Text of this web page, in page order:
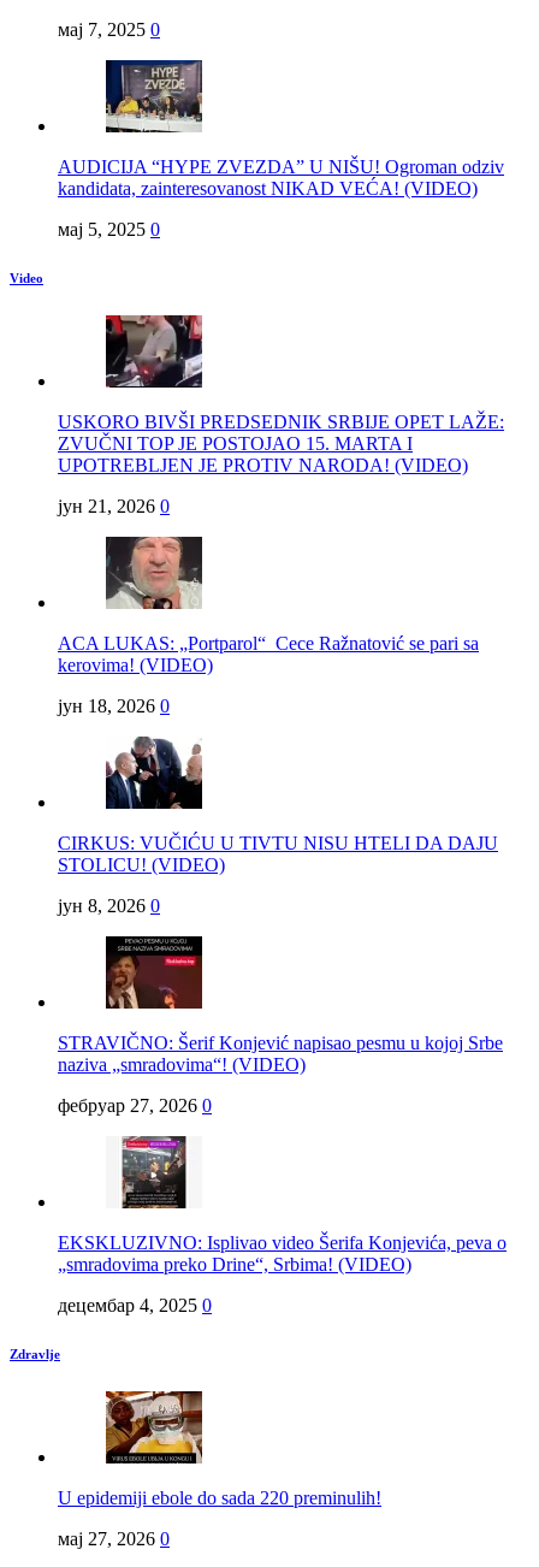
мај 7, 2025 0
AUDICIJA “HYPE ZVEZDA” U NIŠU! Ogroman odziv
kandidata, zainteresovanost NIKAD VEĆA! (VIDEO)
мај 5, 2025 0
Video
USKORO BIVŠI PREDSEDNIK SRBIJE OPET LAŽE:
ZVUČNI TOP JE POSTOJAO 15. MARTA I
UPOTREBLJEN JE PROTIV NARODA! (VIDEO)
јун 21, 2026 0
ACA LUKAS: „Portparol“ Cece Ražnatović se pari sa
kerovima! (VIDEO)
јун 18, 2026 0
CIRKUS: VUČIĆU U TIVTU NISU HTELI DA DAJU
STOLICU! (VIDEO)
јун 8, 2026 0
STRAVIČNO: Šerif Konjević napisao pesmu u kojoj Srbe
naziva „smradovima“! (VIDEO)
фебруар 27, 2026 0
EKSKLUZIVNO: Isplivao video Šerifa Konjevića, peva o
„smradovima preko Drine“, Srbima! (VIDEO)
децембар 4, 2025 0
Zdravlje
U epidemiji ebole do sada 220 preminulih!
мај 27, 2026 0